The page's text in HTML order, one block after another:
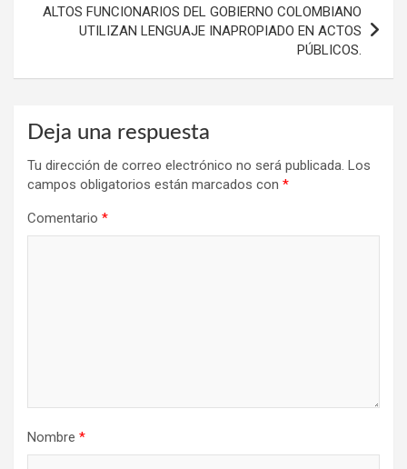
ALTOS FUNCIONARIOS DEL GOBIERNO COLOMBIANO
UTILIZAN LENGUAJE INAPROPIADO EN ACTOS
PÚBLICOS.
Deja una respuesta
Tu dirección de correo electrónico no será publicada. Los
campos obligatorios están marcados con *
Comentario *
Nombre *